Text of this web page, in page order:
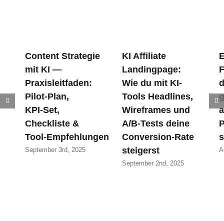
Content Strategie
mit KI —
Praxisleitfaden:
Pilot‑Plan,
KPI‑Set,
Checkliste &
Tool‑Empfehlungen
September 3rd, 2025
KI Affiliate
Landingpage:
Wie du mit KI-
Tools Headlines,
Wireframes und
A/B-Tests deine
Conversion-Rate
steigerst
September 2nd, 2025